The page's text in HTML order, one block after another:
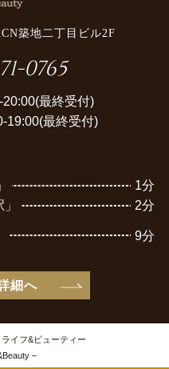
築地二丁目ビル2F
0765
最終受付)
19:00(最終受付)
1分
2分
9分
細へ
イフ&ビューティー
–